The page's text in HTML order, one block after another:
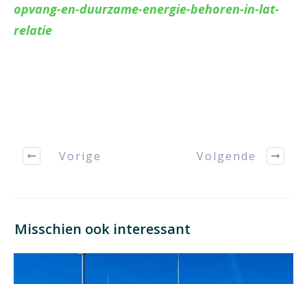
opvang-en-duurzame-energie-behoren-in-lat-
relatie
Vorige Volgende
Misschien ook interessant